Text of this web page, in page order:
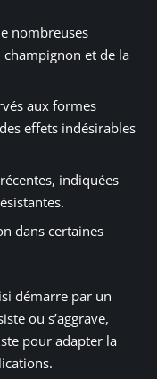
nombreuses
et de la
aux formes
effets indésirables
indiquées
dans certaines
démarre par un
ou s’aggrave,
pour adapter la